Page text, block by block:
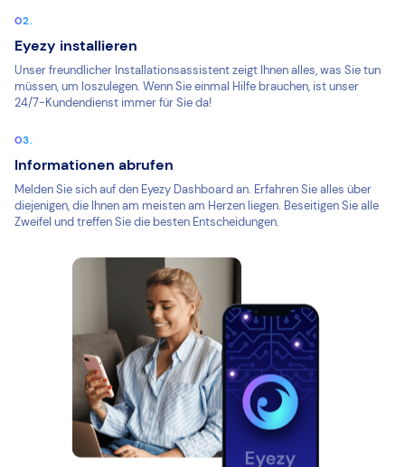
Eyezy installieren
Unser freundlicher Installationsassistent zeigt Ihnen alles, was Sie tun
müssen, um loszulegen. Wenn Sie einmal Hilfe brauchen, ist unser
24/7-Kundendienst immer für Sie da!
Informationen abrufen
Melden Sie sich auf den Eyezy Dashboard an. Erfahren Sie alles über
diejenigen, die Ihnen am meisten am Herzen liegen. Beseitigen Sie alle
Zweifel und treffen Sie die besten Entscheidungen.